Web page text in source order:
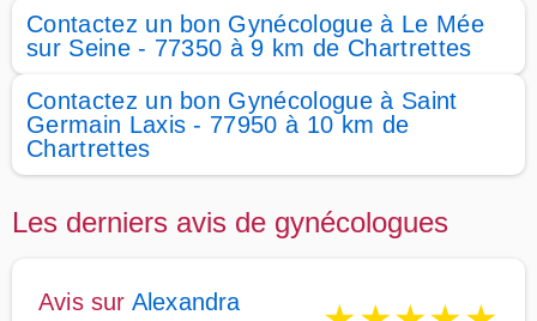
Contactez un bon Gynécologue à Le Mée
sur Seine - 77350 à 9 km de Chartrettes
Contactez un bon Gynécologue à Saint
Germain Laxis - 77950 à 10 km de
Chartrettes
Les derniers avis de gynécologues
Avis sur Alexandra